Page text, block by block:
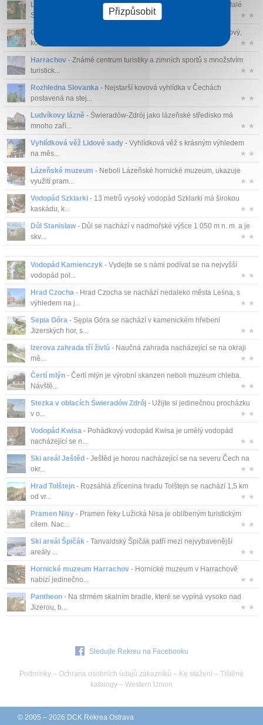
Lanové centrum Malá Skála- Lanové centrum SUNDISK na Malé
Skále v outd...
★ ★
Centrum Babylon Liberec
- Centrum Babylon Liberec je hotelový,
kongresový,...
★ ★
Harrachov - Známé centrum turistiky a zimních sportů s množstvím
turistick...
★ ★
Rozhledna Slovanka - Nejstarší kovová vyhlídka v Čechách
postavená na stej...
★ ★
Ludvíkovy lázně - Świeradów-Zdrój jako lázeňské středisko má
mnoho zaří...
★ ★
Vyhlídková věž Lidové sady - Vyhlídková věž s krásným výhledem
na měs...
★ ★
Lázeňské muzeum - Neboli Lázeňské hornické muzeum, ukazuje
využití pram...
★ ★
Vodopád Szklarki - 13 metrů vysoký vodopád Szklarki má širokou
kaskádu, k...
★ ★
Důl Stanisław- Důl se nachází v nadmořské výšce 1 050 m n. m. a je
skv...
★ ★
Vodopád Kamienczyk - Vydejte se s námi podívat se na nejvyšší
vodopád pol...
★ ★
Hrad Czocha - Hrad Czocha se nachází nedaleko města Leśna, s
výhledem na j...
★ ★
Sepia Góra - Sępia Góra se nachází v kamenickém hřebeni
Jizerských hor, s...
★ ★
Izerova zahrada tří živlů - Naučná zahrada nacházející se na okraji
mě...
★ ★
Čertí mlýn - Čertí mlýn je výrobní skanzen neboli muzeum chleba.
Návště...
★ ★
Stezka v oblacích Świeradów Zdrój - Užijte si jedinečnou procházku
v o...
★ ★
Vodopád Kwisa - Pohádkový vodopád Kwisa je umělý vodopád
nacházející se n...
★ ★
Ski areál Ještěd - Ještěd je horou nacházející se na severu Čech na
okr...
★ ★
Hrad Tolštejn - Rozsáhlá zřícenina hradu Tolštejn se nachází 1,5 km
od vr...
★ ★
Pramen Nisy - Pramen řeky Lužická Nisa je oblíbeným turistickým
cílem. Nac...
★ ★
Ski areál Špičák - Tanvaldský Špičák patří mezi nejvybavenější
areály ...
★ ★
Hornické muzeum Harrachov - Hornické muzeum v Harrachově
nabízí jedinečno...
★ ★
Pantheon - Na strmém skalním bradle, které se vypíná vysoko nad
Jizerou, b...
★ ★
Sledujte Rekreu na Facebooku
Podmínky – Ochrana osobních údajů zákazníků – Ke stažení – Tištěné
katalogy – Western Union
© 2005 – 2026 DCK Rekrea Ostrava
Přizpůsobit